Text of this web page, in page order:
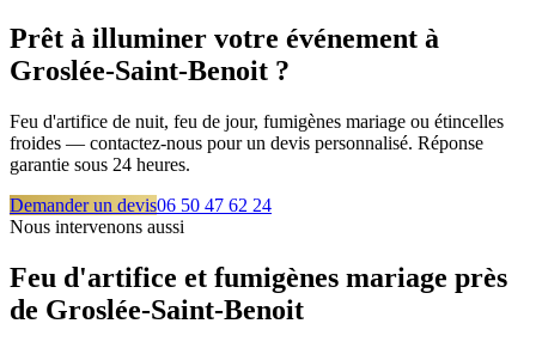
Prêt à illuminer votre événement à
Groslée-Saint-Benoit ?
Feu d'artifice de nuit, feu de jour, fumigènes mariage ou étincelles
froides — contactez-nous pour un devis personnalisé. Réponse
garantie sous 24 heures.
Demander un devis06 50 47 62 24
Nous intervenons aussi
Feu d'artifice et fumigènes mariage près
de Groslée-Saint-Benoit